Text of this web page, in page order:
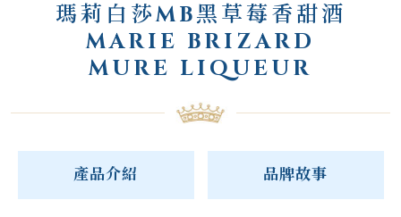
瑪莉白莎MB黑草莓香甜酒
MARIE BRIZARD
MURE LIQUEUR
產品介紹 品牌故事